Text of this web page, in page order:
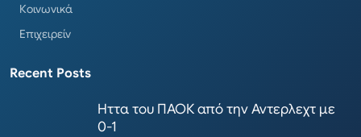
Κοινωνικά
Επιχειρείν
Recent Posts
Ηττα του ΠΑΟΚ από την Αντερλεχτ με
0-1